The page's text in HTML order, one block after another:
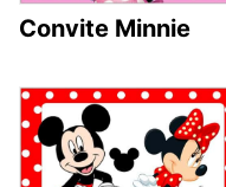
Convite Minnie